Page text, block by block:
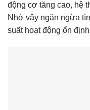
động cơ tăng cao, hệ
Nhờ vậy ngăn ngừa
suất hoạt động ổn